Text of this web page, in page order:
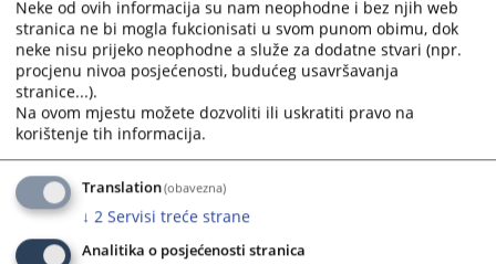
5.Odjeljenje za koordinacijske poslove:
- rukovodilac odjeljenja za koordinacijske poslove
- IPS referent
- sudski izvršilac - vozač
- pripravnik - volonter
6.Odjeljenje za finansijsko-materijalne poslove:
- šef računovodstva
- referent za rad u računovodstvu
7.Odjeljenje za Informaciono Komunikacionu
Neke od ovih informacija su nam neophodne i bez njih web
stranica ne bi mogla fukcionisati u svom punom obimu, dok
neke nisu prijeko neophodne a služe za dodatne stvari (npr.
procjenu nivoa posjećenosti, budućeg usavršavanja
stranice...).
Na ovom mjestu možete dozvoliti ili uskratiti pravo na
korištenje tih informacija.
Translation(obavezna)
↓ 2 Servisi treće strane
Analitika o posjećenosti stranica